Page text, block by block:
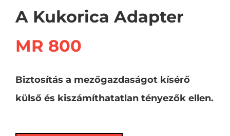
A Kukorica Adapter
MR 800
Biztosítás a mezőgazdaságot kísérő
külső és kiszámíthatatlan tényezők ellen.